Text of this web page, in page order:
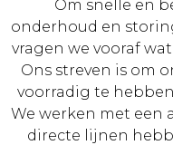
Om snelle en
onderhoud en
vragen we vooraf
Ons streven is om
voorradig te
We werken met een
directe lijnen